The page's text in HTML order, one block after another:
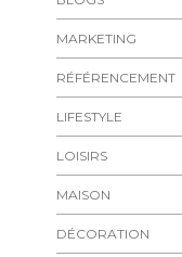
MARKETING
RÉFÉRENCEMENT
LIFESTYLE
LOISIRS
MAISON
DÉCORATION